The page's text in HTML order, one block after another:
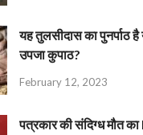
यह तुलसीदास का पुनर्पाठ
उपजा कुपाठ?
February 12, 2023
पत्रकार की संदिग्ध मौत